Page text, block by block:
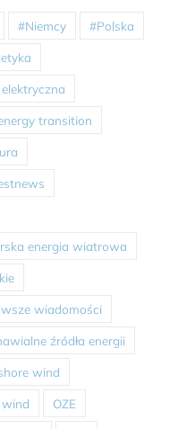
#Niemcy #Polska
transition
energia wiatrowa
wiadomości
źródła energii
wind
OZE